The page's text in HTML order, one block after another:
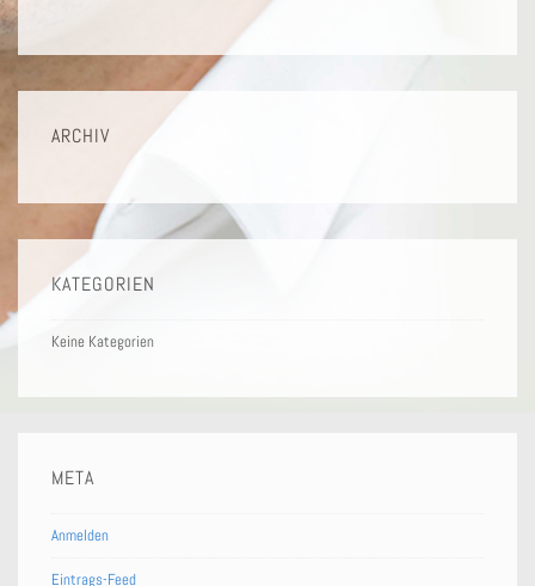
ARCHIV
KATEGORIEN
Keine Kategorien
META
Anmelden
Eintrags-Feed